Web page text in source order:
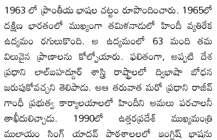
1963 లో ప్రాంతీయ భాషల చట్టం రూపొందించారు. 1965లో
దక్షిణ భారతంలో ముఖ్యంగా తమిళనాడులో హిందీ వ్యతిరేక
ఉద్యమం రగులుకొంది. అ ఉద్యమంలో 63 మంది తమ
విలువైన ప్రాణాలను కోల్పోయారు. ఫలితంగా, అప్పటి దేశ
ప్రధాని లాల్‌బహద్దూర్‌ శాస్త్రి రాష్ట్రాలలో ద్విభాషా బోధన
జరుపుకోవచ్చని తెలిపాడు. అఆ తరువాత మరో ప్రధాని రాజీవ్‌
గాంధీ ప్రభుత్వ కార్యాలయాలలో హిందీని అమలు పరచాలనీ
తాఖీదులిచ్చాడు. 1990లో ఉత్తరప్రదేశ్‌ ముఖ్యమంత్రి
ములాయం సింగ్‌ యాదవ్‌ పాఠశాలలలో ఇంగ్లిష్‌ భాషను